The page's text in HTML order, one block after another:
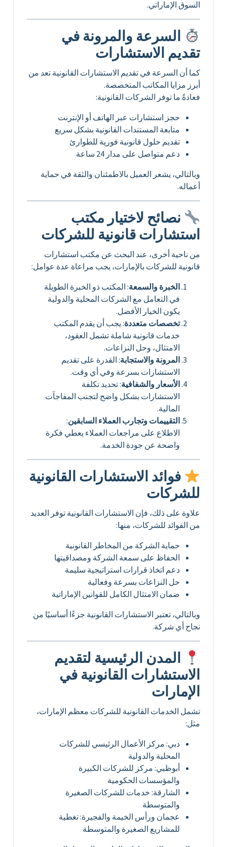
السوق الإماراتي.
السرعة والمرونة في
تقديم الاستشارات
كما أن السرعة في تقديم الاستشارات القانونية تعد من
أبرز مزايا المكاتب المتخصصة.
فعادةً ما توفر الشركات القانونية:
حجز استشارات عبر الهاتف أو الإنترنت
متابعة المستندات القانونية بشكل سريع
تقديم حلول قانونية فورية للطوارئ
دعم متواصل على مدار 24 ساعة
وبالتالي، يشعر العميل بالاطمئنان والثقة في حماية
أعماله.
نصائح لاختيار مكتب
استشارات قانونية للشركات
من ناحية أخرى، عند البحث عن مكتب استشارات
قانونية للشركات بالإمارات، يجب مراعاة عدة عوامل:
الخبرة والسمعة: المكتب ذو الخبرة الطويلة
في التعامل مع الشركات المحلية والدولية
يكون الخيار الأفضل.
تخصصات متعددة: يجب أن يقدم المكتب
خدمات قانونية شاملة تشمل العقود،
الامتثال، وحل النزاعات.
المرونة والاستجابة: القدرة على تقديم
الاستشارات بسرعة وفي أي وقت.
الأسعار والشفافية: تحديد تكلفة
الاستشارات بشكل واضح لتجنب المفاجآت
المالية.
التقييمات وتجارب العملاء السابقين:
الاطلاع على مراجعات العملاء يعطي فكرة
واضحة عن جودة الخدمة.
فوائد الاستشارات القانونية
للشركات
علاوة على ذلك، فإن الاستشارات القانونية توفر العديد
من الفوائد للشركات، منها:
حماية الشركة من المخاطر القانونية
الحفاظ على سمعة الشركة ومصداقيتها
دعم اتخاذ قرارات استراتيجية سليمة
حل النزاعات بسرعة وفعالية
ضمان الامتثال الكامل للقوانين الإماراتية
وبالتالي، تعتبر الاستشارات القانونية جزءًا أساسيًا من
نجاح أي شركة.
المدن الرئيسية لتقديم
الاستشارات القانونية في
الإمارات
تشمل الخدمات القانونية للشركات معظم الإمارات،
مثل:
دبي: مركز الأعمال الرئيسي للشركات
المحلية والدولية
أبوظبي: مركز للشركات الكبيرة
والمؤسسات الحكومية
الشارقة: خدمات للشركات الصغيرة
والمتوسطة
عجمان ورأس الخيمة والفجيرة: تغطية
للمشاريع الصغيرة والمتوسطة